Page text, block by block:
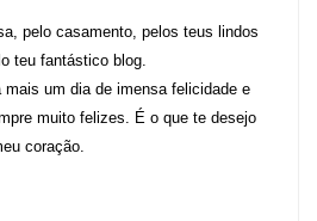
pelo casamento, pelos teus lindos
teu fantástico blog.
mais um dia de imensa felicidade e
muito felizes. É o que te desejo
coração.